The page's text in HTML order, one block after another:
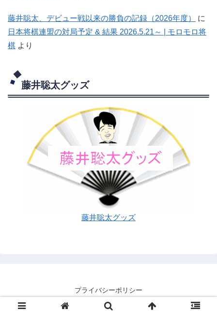
藤井聡太、デビュー戦以来の勝負の記録（2026年度）
に
日本将棋連盟の対局予定 & 結果 2026.5.21～ | モロモロ将
棋 より
藤井聡太グッズ
藤井聡太グッズ
プライバシーポリシー
© 2016 藤井聡太を忖度なしで応援するブログ.